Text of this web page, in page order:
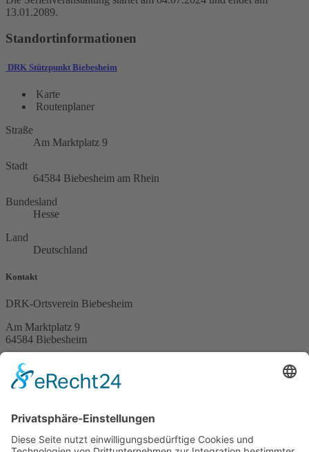
13.01.2089.
Standortinformationen
DRK Stützpunkt Biebesheim
Karte
Routenplaner
Straße
Am Marktplatz 9
Stadt
64584 Biebesheim am Rhein
Bundesland
Hesse
Land
Deutschland
Kontakt
DRK-Ortsverein Biebesheim
Am Marktplatz 9
64584 Biebesheim
Telefon (06258) 7585
DE51 5519 0000 02747090 13
Service